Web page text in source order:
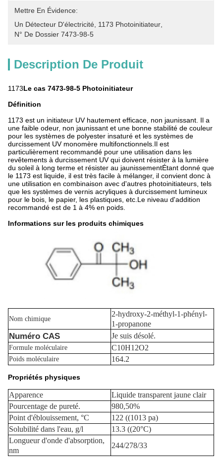
Mettre En Évidence:
Un Détecteur D'électricité 1173 Photoinitiateur
N° De Dossier 7473-98-5
Description De Produit
1173Le cas 7473-98-5 Photoinitiateur
Définition
1173 est un initiateur UV hautement efficace, non jaunissant. Il a
une faible odeur, non jaunissant et une bonne stabilité de couleur
pour les systèmes de polyester insaturé et les systèmes de
durcissement UV monomère multifonctionnels.Il est
particulièrement recommandé pour une utilisation dans les
revêtements à durcissement UV qui doivent résister à la lumière
du soleil à long terme et résister au jaunissementÉtant donné que
le 1173 est liquide, il est très facile à mélanger, il convient donc à
une utilisation en combinaison avec d'autres photoinitiateurs, tels
que les systèmes de vernis acryliques à durcissement lumineux
pour le bois, le papier, les plastiques, etc.Le niveau d'addition
recommandé est de 1 à 4% en poids.
Informations sur les produits chimiques
Nom chimique
2-hydroxy-2-méthyl-1-phényl-
1-propanone
Numéro CAS Je suis désolé.
Formule moléculaire C10H12O2
Poids moléculaire 164.2
Propriétés physiques
Apparence
Liquide transparent jaune clair
Pourcentage de pureté.
980,50%
Point d'éblouissement, °C
122 ((1013 pa)
Solubilité dans l'eau, g/l
13.3 ((20°C)
Longueur d'onde d'absorption,
nm
244/278/33